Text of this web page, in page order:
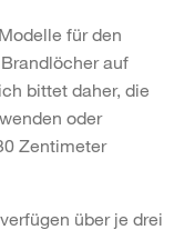
für den
auf
bittet daher, die
oder
Zentimeter
über je drei